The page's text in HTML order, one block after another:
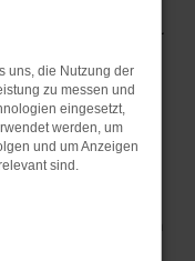
es um
Ihnen nicht nur
Fahrzeugen,
damit
Services
Besuchen
der Qualität
uns, die Nutzung der
zu messen und
eingesetzt,
werden, um
und um Anzeigen
sind.